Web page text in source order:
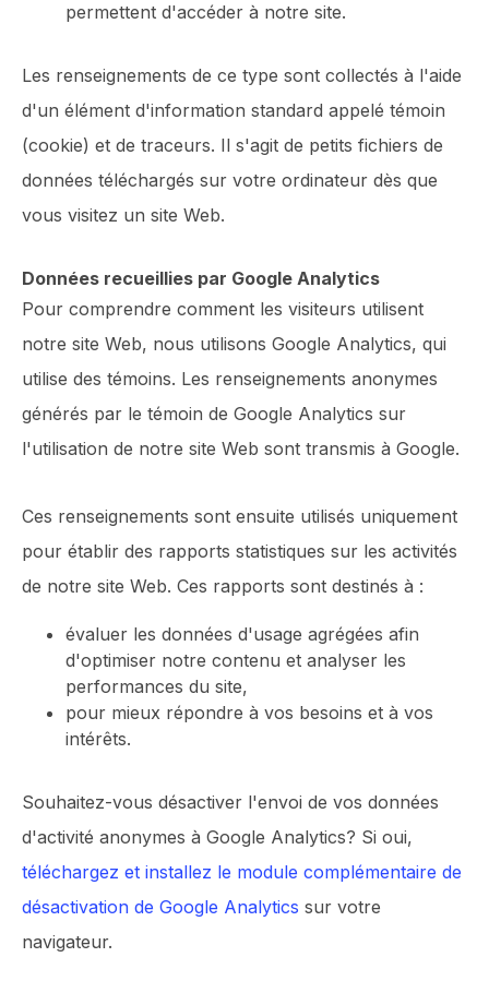
permettent d'accéder à notre site.
Les renseignements de ce type sont collectés à l'aide
d'un élément d'information standard appelé témoin
(cookie) et de traceurs. Il s'agit de petits fichiers de
données téléchargés sur votre ordinateur dès que
vous visitez un site Web.
Données recueillies par Google Analytics
Pour comprendre comment les visiteurs utilisent
notre site Web, nous utilisons Google Analytics, qui
utilise des témoins. Les renseignements anonymes
générés par le témoin de Google Analytics sur
l'utilisation de notre site Web sont transmis à Google.
Ces renseignements sont ensuite utilisés uniquement
pour établir des rapports statistiques sur les activités
de notre site Web. Ces rapports sont destinés à :
évaluer les données d'usage agrégées afin
d'optimiser notre contenu et analyser les
performances du site,
pour mieux répondre à vos besoins et à vos
intérêts.
Souhaitez-vous désactiver l'envoi de vos données
d'activité anonymes à Google Analytics? Si oui,
téléchargez et installez le module complémentaire de
désactivation de Google Analytics sur votre
navigateur.